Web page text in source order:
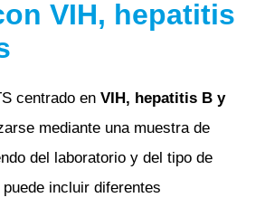
VIH, hepatitis
centrado en VIH, hepatitis B y
mediante una muestra de
del laboratorio y del tipo de
incluir diferentes